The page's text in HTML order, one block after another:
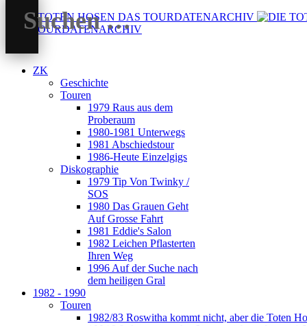
DAS TOURDATENARCHIV
ZK
Geschichte
Touren
1979 Raus aus dem
Proberaum
1980-1981 Unterwegs
1981 Abschiedstour
1986-Heute Einzelgigs
Diskographie
1979 Tip Von Twinky /
SOS
1980 Das Grauen Geht
Auf Grosse Fahrt
1981 Eddie's Salon
1982 Leichen Pflasterten
Ihren Weg
1996 Auf der Suche nach
dem heiligen Gral
1982 - 1990
Touren
1982/83 Roswitha kommt nicht, aber die Toten